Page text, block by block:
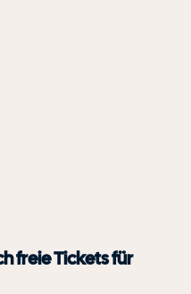
freie Tickets für